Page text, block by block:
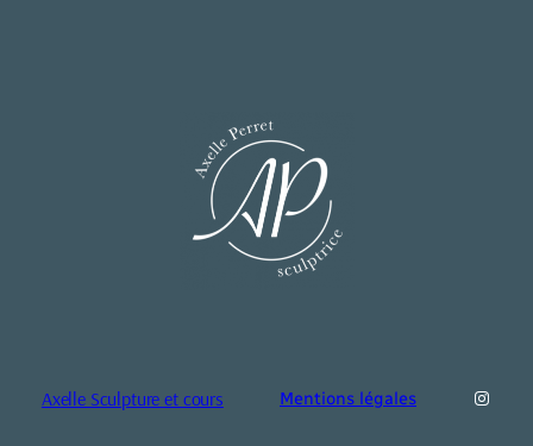
Axelle Sculpture et cours Mentions légales